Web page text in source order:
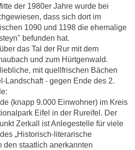
der 1980er Jahre wurde bei
dass sich dort im
1090 und 1198 die ehemalige
befunden hat.
das Tal der Rur mit dem
und zum Hürtgenwald.
mit quellfrischen Bächen
Landschaft - gegen Ende des 2.
(knapp 9.000 Einwohner) im Kreis
Eifel in der Rureifel. Der
Zerkall ist Anlegestelle für viele
„Historisch-literarische
den staatlich anerkannten